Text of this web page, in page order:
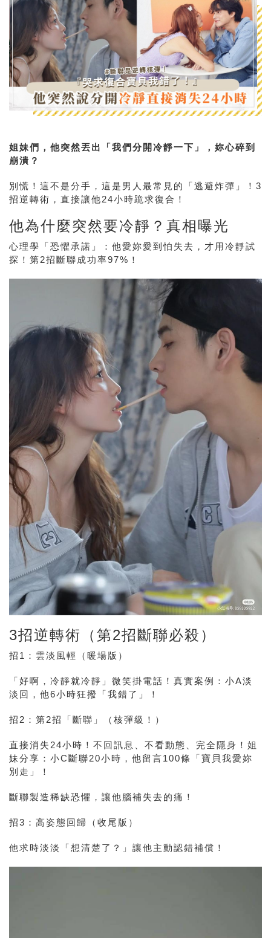
姐妹們，他突然丟出「我們分開冷靜一下」，妳心碎到
崩潰？
別慌！這不是分手，這是男人最常見的「逃避炸彈」！3
招逆轉術，直接讓他24小時跪求復合！
他為什麼突然要冷靜？真相曝光
心理學「恐懼承諾」：他愛妳愛到怕失去，才用冷靜試
探！ 第2招斷聯成功率97% ！
3招逆轉術（第2招斷聯必殺）
招1：雲淡風輕（暖場版）
「好啊，冷靜就冷靜」微笑掛電話！ 真實案例 ：小A淡
淡回，他6小時狂撥「我錯了」！
招2：第2招「斷聯」（核彈級！）
直接消失24小時！不回訊息、不看動態、完全隱身！ 姐
妹分享 ：小C斷聯20小時，他留言100條「寶貝我愛妳
別走」！
斷聯製造稀缺恐懼，讓他腦補失去的痛！
招3：高姿態回歸（收尾版）
他求時淡淡「想清楚了？」讓他主動認錯補償！